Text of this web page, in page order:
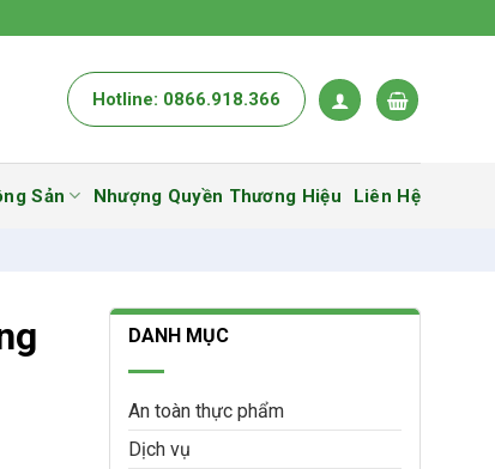
Hotline: 0866.918.366
Sản Nhượng Quyền Thương Hiệu Liên Hệ
DANH MỤC
An toàn thực phẩm
Dịch vụ